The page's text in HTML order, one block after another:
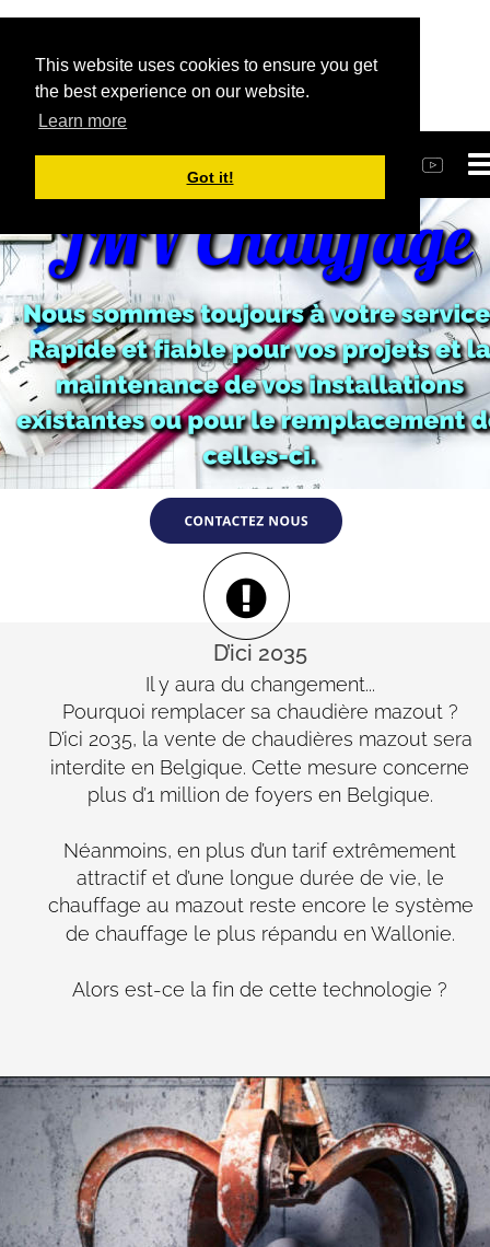
This website uses cookies to ensure you get
the best experience on our website.
Learn more
Got it!
D’ici 2035
Il y aura du changement...
Pourquoi remplacer sa chaudière mazout ?
D’ici 2035, la vente de chaudières mazout sera
interdite en Belgique. Cette mesure concerne
plus d’1 million de foyers en Belgique.
Néanmoins, en plus d’un tarif extrêmement
attractif et d’une longue durée de vie, le
chauffage au mazout reste encore le système
de chauffage le plus répandu en Wallonie.
Alors est-ce la fin de cette technologie ?
 +32 (0)71 878074